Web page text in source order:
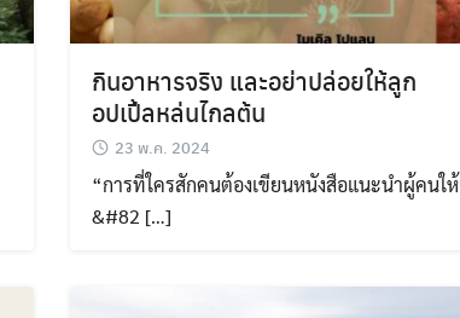
กินอาหารจริง และอย่าปล่อยให้ลูก
อปเปิ้ลหล่นไกลต้น
23 พ.ค. 2024
“การที่ใครสักคนต้องเขียนหนังสือแนะนำผู้คนให้
&#82 […]